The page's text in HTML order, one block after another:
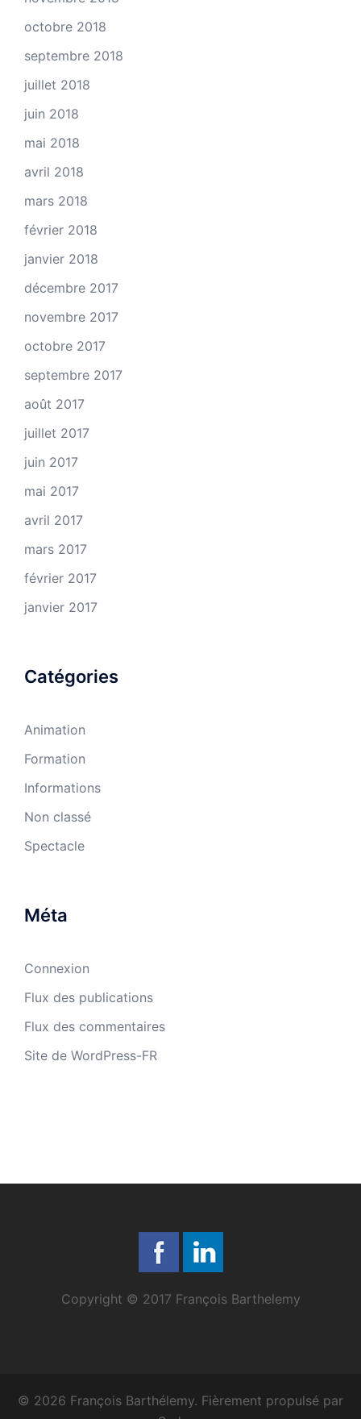
octobre 2018
septembre 2018
juillet 2018
juin 2018
mai 2018
avril 2018
mars 2018
février 2018
janvier 2018
décembre 2017
novembre 2017
octobre 2017
septembre 2017
août 2017
juillet 2017
juin 2017
mai 2017
avril 2017
mars 2017
février 2017
janvier 2017
Catégories
Animation
Formation
Informations
Non classé
Spectacle
Méta
Connexion
Flux des publications
Flux des commentaires
Site de WordPress-FR
Copyright © 2017 François Barthelemy
© 2026 François Barthélemy. Fièrement propulsé par